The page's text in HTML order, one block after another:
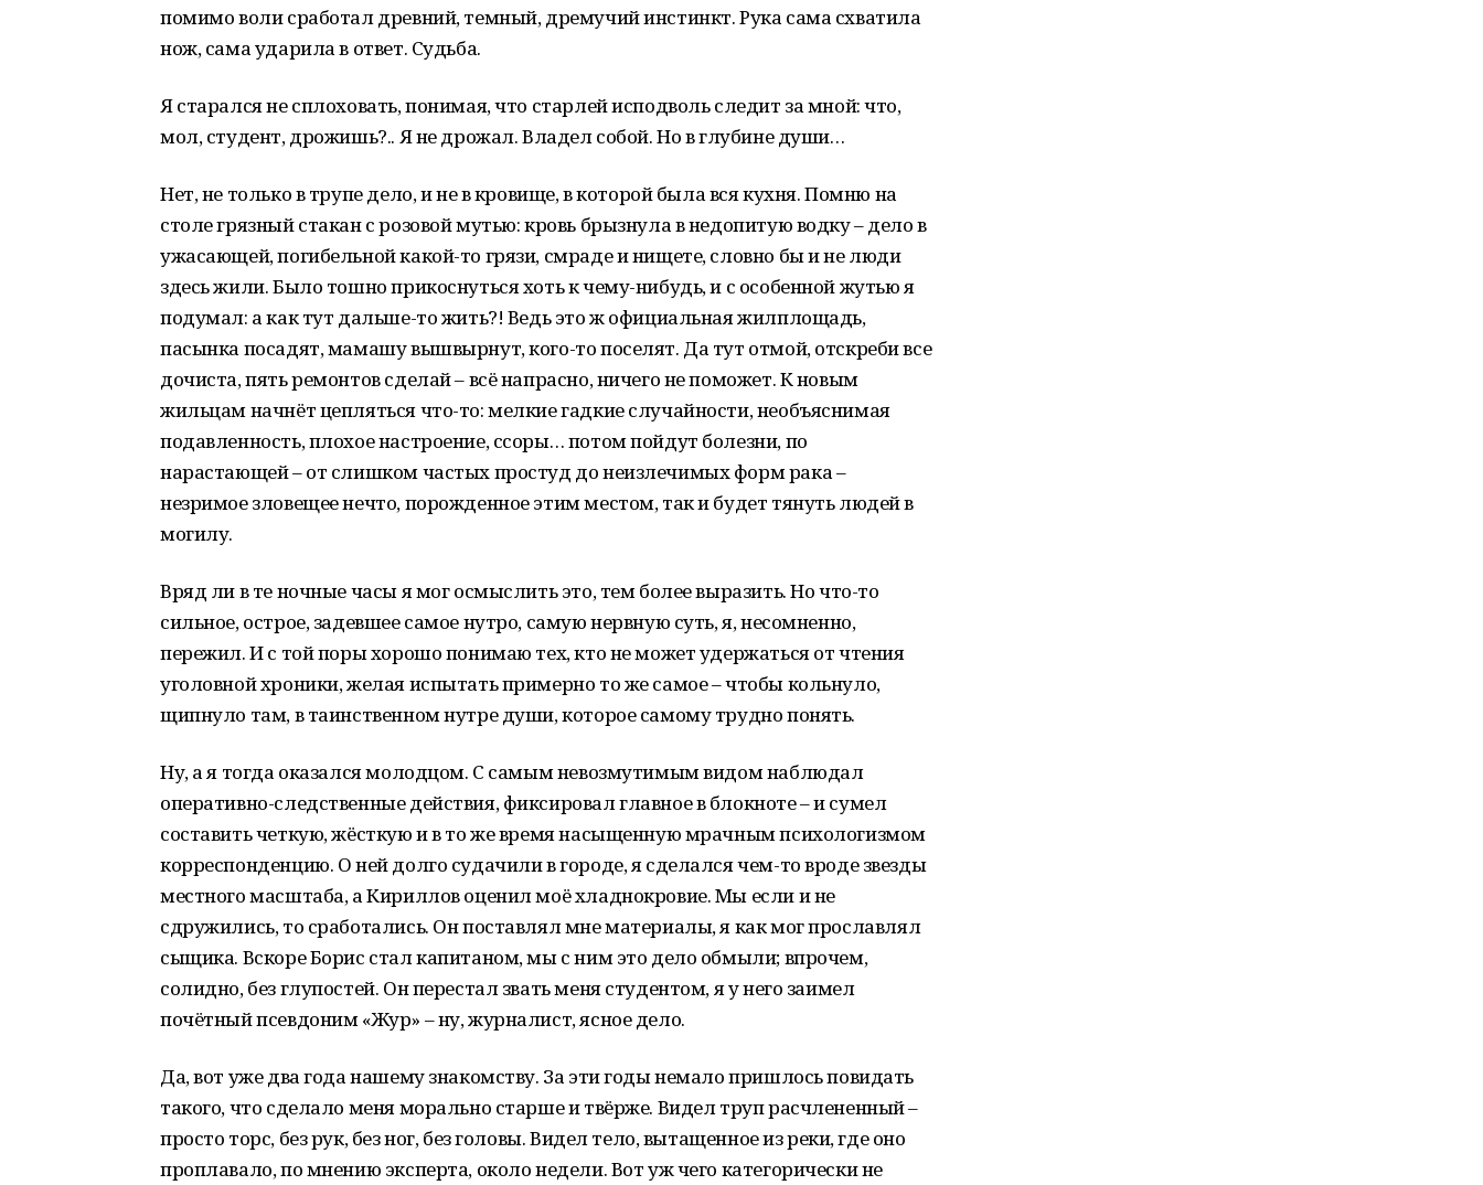
помимо воли сработал древний, темный, дремучий инстинкт. Рука сама схватила
нож, сама ударила в ответ. Судьба.
Я старался не сплоховать, понимая, что старлей исподволь следит за мной: что,
мол, студент, дрожишь?.. Я не дрожал. Владел собой. Но в глубине души…
Нет, не только в трупе дело, и не в кровище, в которой была вся кухня. Помню на
столе грязный стакан с розовой мутью: кровь брызнула в недопитую водку – дело в
ужасающей, погибельной какой-то грязи, смраде и нищете, словно бы и не люди
здесь жили. Было тошно прикоснуться хоть к чему-нибудь, и с особенной жутью я
подумал: а как тут дальше-то жить?! Ведь это ж официальная жилплощадь,
пасынка посадят, мамашу вышвырнут, кого-то поселят. Да тут отмой, отскреби все
дочиста, пять ремонтов сделай – всё напрасно, ничего не поможет. К новым
жильцам начнёт цепляться что-то: мелкие гадкие случайности, необъяснимая
подавленность, плохое настроение, ссоры… потом пойдут болезни, по
нарастающей – от слишком частых простуд до неизлечимых форм рака –
незримое зловещее нечто, порожденное этим местом, так и будет тянуть людей в
могилу.
Вряд ли в те ночные часы я мог осмыслить это, тем более выразить. Но что-то
сильное, острое, задевшее самое нутро, самую нервную суть, я, несомненно,
пережил. И с той поры хорошо понимаю тех, кто не может удержаться от чтения
уголовной хроники, желая испытать примерно то же самое – чтобы кольнуло,
щипнуло там, в таинственном нутре души, которое самому трудно понять.
Ну, а я тогда оказался молодцом. С самым невозмутимым видом наблюдал
оперативно-следственные действия, фиксировал главное в блокноте – и сумел
составить четкую, жёсткую и в то же время насыщенную мрачным психологизмом
корреспонденцию. О ней долго судачили в городе, я сделался чем-то вроде звезды
местного масштаба, а Кириллов оценил моё хладнокровие. Мы если и не
сдружились, то сработались. Он поставлял мне материалы, я как мог прославлял
сыщика. Вскоре Борис стал капитаном, мы с ним это дело обмыли; впрочем,
солидно, без глупостей. Он перестал звать меня студентом, я у него заимел
почётный псевдоним «Жур» – ну, журналист, ясное дело.
Да, вот уже два года нашему знакомству. За эти годы немало пришлось повидать
такого, что сделало меня морально старше и твёрже. Видел труп расчлененный –
просто торс, без рук, без ног, без головы. Видел тело, вытащенное из реки, где оно
проплавало, по мнению эксперта, около недели. Вот уж чего категорически не